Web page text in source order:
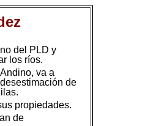
del PLD y
los ríos.
va a
de
propiedades.
de